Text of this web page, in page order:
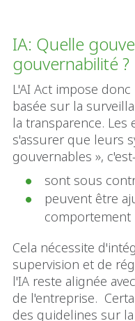
IA: Quelle
gouvernabilité ?
L'AI Act impose
basée sur la
la transparence.
s'assurer que leurs
gouvernables »,
sont sous
peuvent être
comportement
Cela nécessite
supervision et de
l'IA reste alignée
de l'entreprise.
des guidelines sur